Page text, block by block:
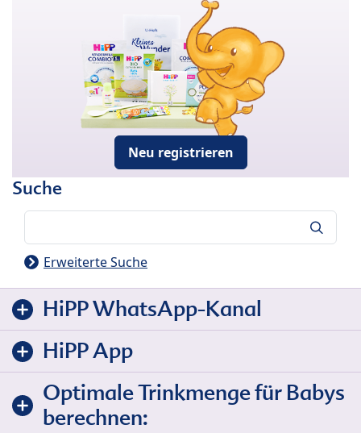
Neu registrieren
Suche
Erweiterte Suche
HiPP WhatsApp-Kanal
HiPP App
Optimale Trinkmenge für Babys
berechnen: